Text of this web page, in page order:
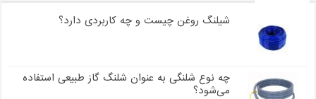
شیلنگ روغن چیست و چه کاربردی دارد؟
چه نوع شلنگی به عنوان شلنگ گاز طبیعی استفاده
می‌شود؟